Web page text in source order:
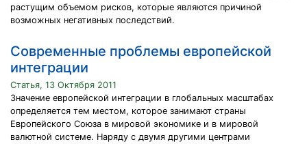
растущим объемом рисков, которые являются причиной
возможных негативных последствий.
Современные проблемы европейской
интеграции
Статья, 13 Октября 2011
Значение европейской интеграции в глобальных масштабах
определяется тем местом, которое занимают страны
Европейского Союза в мировой экономике и в мировой
валютной системе. Наряду с двумя другими центрами